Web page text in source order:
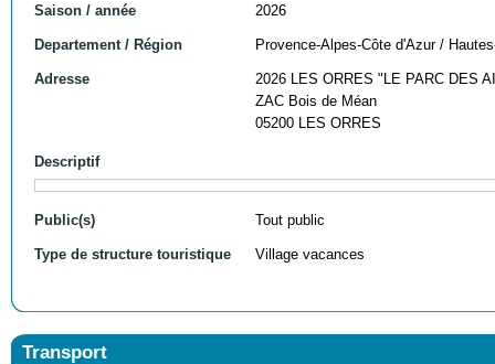
Saison / année 2026
Departement / Région Provence-Alpes-Côte d'Azur /
Adresse
2026 LES ORRES "LE PARC DES
ZAC Bois de Méan
05200 LES ORRES
Descriptif
Public(s) Tout public
Type de structure touristique Village vacances
Transport